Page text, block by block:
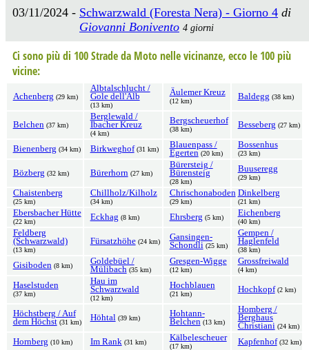
03/11/2024 - Schwarzwald (Foresta Nera) - Giorno 4 di
Giovanni Bonivento 4 giorni
Ci sono più di 100 Strade da Moto nelle vicinanze, ecco le 100 più
vicine:
Achenberg (29 km)
Albtalschlucht /
Gole dell'Alb
(13 km)
Äulemer Kreuz
(12 km) Baldegg (38 km)
Belchen (37 km)
Berglewald /
Ibacher Kreuz
(4 km)
Bergscheuerhof
(38 km) Besseberg (27 km)
Bienenberg (34 km) Birkweghof (31 km)
Blauenpass /
Egerten (20 km)
Bossenhus
(23 km)
Bözberg (32 km) Bürerhorn (27 km)
Bürersteig /
Bürensteig
(28 km)
Buuseregg
(29 km)
Chaistenberg
(25 km)
Chillholz/Kilholz
(34 km)
Chrischonaboden
(29 km)
Dinkelberg
(21 km)
Ebersbacher Hütte
(22 km) Eckhag (8 km) Ehrsberg (5 km) Eichenberg
(40 km)
Feldberg
(Schwarzwald)
(13 km)
Fürsatzhöhe (24 km)
Gansingen-
Schondli (25 km)
Gempen /
Haglenfeld
(38 km)
Gisiboden (8 km)
Goldebüel /
Mülibach (35 km)
Gresgen-Wigge
(12 km)
Grossfreiwald
(4 km)
Haselstuden
(37 km)
Hau im
Schwarzwald
(12 km)
Hochblauen
(21 km) Hochkopf (2 km)
Höchstberg / Auf
dem Höchst (31 km) Höhtal (39 km)
Hohtann-
Belchen (13 km)
Homberg /
Berghaus
Christiani (24 km)
Hornberg (10 km) Im Rank (31 km) Kälbelescheuer
(17 km) Kapfenhof (32 km)